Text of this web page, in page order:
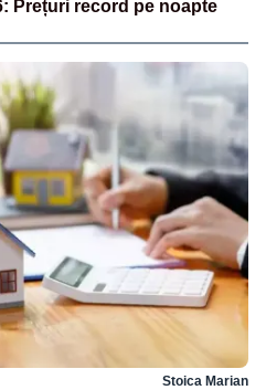
Prețuri record pe noapte
Stoica Marian